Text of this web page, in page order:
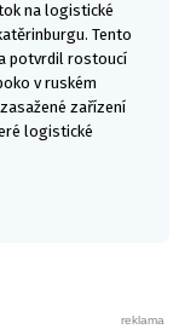
na logistické
Tento
potvrdil rostoucí
v ruském
zařízení
logistické